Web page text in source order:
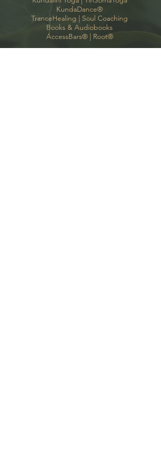
KundaDance®
TranceHealing | Soul Coaching
Books & Audiobooks
AccessBars® | Root®